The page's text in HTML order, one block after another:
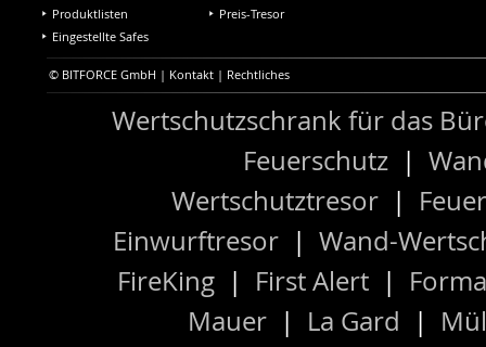
Produktlisten
Eingestellte Safes
Preis-Tresor
© BITFORCE GmbH | Kontakt | Rechtliches
Wertschutzschrank für das
Feuerschutz |
Wertschutztresor|
Einwurftresor| Wand-
FireKing | First Alert |
Mauer | La Gard |